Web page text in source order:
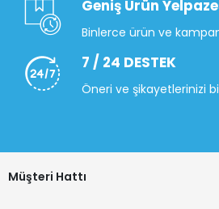
Geniş Ürün
Binlerce ürün ve
7 / 24 DESTEK
Öneri ve şikayetlerinizi
Müşteri Hattı